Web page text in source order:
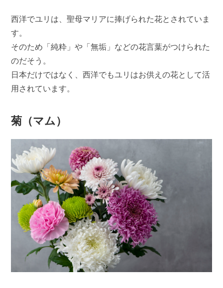
西洋でユリは、聖母マリアに捧げられた花とされていま
す。
そのため「純粋」や「無垢」などの花言葉がつけられた
のだそう。
日本だけではなく、西洋でもユリはお供えの花として活
用されています。
菊（マム）